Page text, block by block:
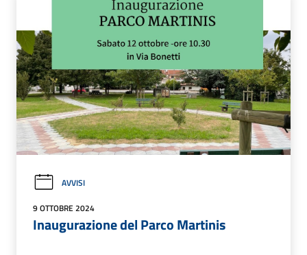
AVVISI
9 OTTOBRE 2024
Inaugurazione del Parco Martinis